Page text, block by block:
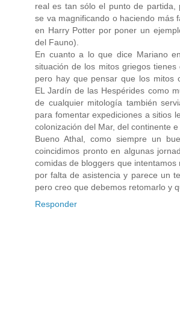
real es tan sólo el punto de partida,
se va magnificando o haciendo más
en Harry Potter por poner un
del Fauno).
En cuanto a lo que dice Mariano
situación de los mitos griegos tienes
pero hay que pensar que los mitos
EL Jardín de las Hespérides como
de cualquier mitología también
para fomentar expediciones a sitios
colonización del Mar, del continente
Bueno Athal, como siempre un
coincidimos pronto en algunas
comidas de bloggers que intentamos
por falta de asistencia y parece un
pero creo que debemos retomarlo y
Responder